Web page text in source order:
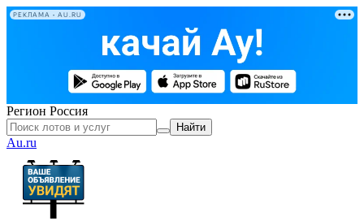
РЕКЛАМА • AU.RU
Регион Россия
Найти
Au.ru